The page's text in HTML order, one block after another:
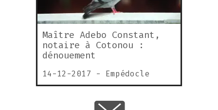
Maître Adebo Constant,
notaire à Cotonou :
dénouement
14-12-2017 - Empédocle